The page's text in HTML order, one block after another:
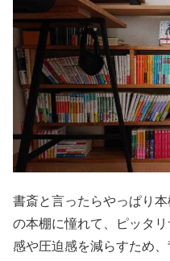
書斎と言ったらやっぱり
の本棚に憧れて、ピッタ
感や圧迫感を減らすため